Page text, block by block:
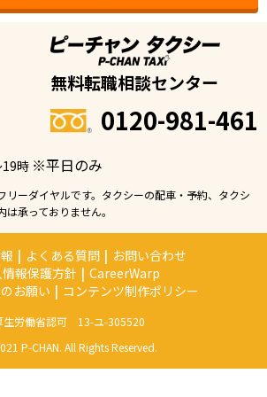
無料転職相談センター
0120-981-461
時 ※平日のみ
ーダイヤルです。タクシーの配車・予約、タクシ
承っておりません。
| よくある質問 | お問い合わせ
報保護方針 | CareerWarp
お願い | コンテンツ制作ポリシー
生労働省認可 13-ユ-305520
P-CHAN. All Rights Reserved.